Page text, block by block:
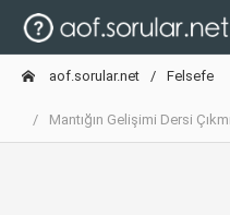
aof.sorular.net Felsefe
Mantığın Gelişimi Dersi